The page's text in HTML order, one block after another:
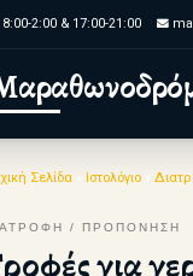
8:00-2:00 & 17:00-21:00
Σελίδα Ιστολόγιο
ΠΡΟΠΟΝΗΣΗ
για